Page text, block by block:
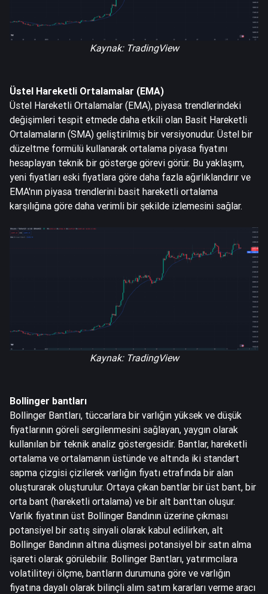
Kaynak: TradingView
Üstel Hareketli Ortalamalar (EMA)
Üstel Hareketli Ortalamalar (EMA), piyasa trendlerindeki
değişimleri tespit etmede daha etkili olan Basit Hareketli
Ortalamaların (SMA) geliştirilmiş bir versiyonudur. Üstel bir
düzeltme formülü kullanarak ortalama piyasa fiyatını
hesaplayan teknik bir gösterge görevi görür. Bu yaklaşım,
yeni fiyatları eski fiyatlara göre daha fazla ağırlıklandırır ve
EMA'nın piyasa trendlerini basit hareketli ortalama
karşılığına göre daha verimli bir şekilde izlemesini sağlar.
Kaynak: TradingView
Bollinger bantları
Bollinger Bantları, tüccarlara bir varlığın yüksek ve düşük
fiyatlarının göreli sergilenmesini sağlayan, yaygın olarak
kullanılan bir teknik analiz göstergesidir. Bantlar, hareketli
ortalama ve ortalamanın üstünde ve altında iki standart
sapma çizgisi çizilerek varlığın fiyatı etrafında bir alan
oluşturarak oluşturulur. Ortaya çıkan bantlar bir üst bant, bir
orta bant (hareketli ortalama) ve bir alt banttan oluşur.
Varlık fiyatının üst Bollinger Bandının üzerine çıkması
potansiyel bir satış sinyali olarak kabul edilirken, alt
Bollinger Bandının altına düşmesi potansiyel bir satın alma
işareti olarak görülebilir. Bollinger Bantları, yatırımcılara
volatiliteyi ölçme, bantların durumuna göre ve varlığın
fiyatına dayalı olarak bilinçli alım satım kararları verme aracı